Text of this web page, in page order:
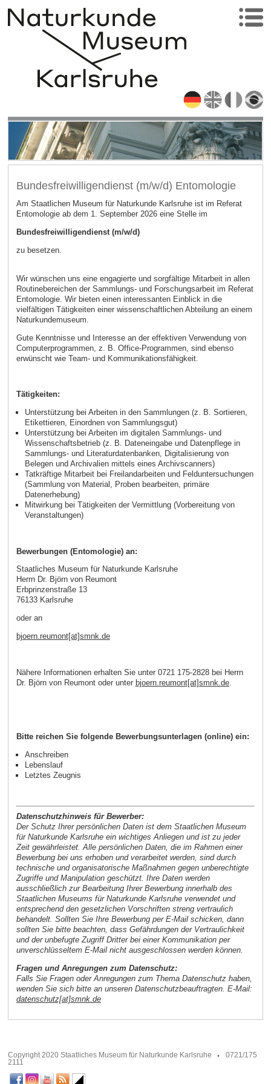
Bundesfreiwilligendienst (m/w/d) Entomologie
Am Staatlichen Museum für Naturkunde Karlsruhe ist im Referat
Entomologie ab dem 1. September 2026 eine Stelle im
Bundesfreiwilligendienst (m/w/d)
zu besetzen.
Wir wünschen uns eine engagierte und sorgfältige Mitarbeit in allen
Routinebereichen der Sammlungs- und Forschungsarbeit im Referat
Entomologie. Wir bieten einen interessanten Einblick in die
vielfältigen Tätigkeiten einer wissenschaftlichen Abteilung an einem
Naturkundemuseum.
Gute Kenntnisse und Interesse an der effektiven Verwendung von
Computerprogrammen, z. B. Office-Programmen, sind ebenso
erwünscht wie Team- und Kommunikationsfähigkeit.
Tätigkeiten:
Unterstützung bei Arbeiten in den Sammlungen (z. B. Sortieren,
Etikettieren, Einordnen von Sammlungsgut)
Unterstützung bei Arbeiten im digitalen Sammlungs- und
Wissenschaftsbetrieb (z. B. Dateneingabe und Datenpflege in
Sammlungs- und Literaturdatenbanken, Digitalisierung von
Belegen und Archivalien mittels eines Archivscanners)
Tatkräftige Mitarbeit bei Freilandarbeiten und Felduntersuchungen
(Sammlung von Material, Proben bearbeiten, primäre
Datenerhebung)
Mitwirkung bei Tätigkeiten der Vermittlung (Vorbereitung von
Veranstaltungen)
Bewerbungen (Entomologie) an:
Staatliches Museum für Naturkunde Karlsruhe
Herrn Dr. Björn von Reumont
Erbprinzenstraße 13
76133 Karlsruhe
oder an
bjoern.reumont[at]smnk.de
Nähere Informationen erhalten Sie unter 0721 175-2828 bei Herrn
Dr. Björn von Reumont oder unter bjoern.reumont[at]smnk.de.
Bitte reichen Sie folgende Bewerbungsunterlagen (online) ein:
Anschreiben
Lebenslauf
Letztes Zeugnis
Datenschutzhinweis für Bewerber:
Der Schutz Ihrer persönlichen Daten ist dem Staatlichen Museum
für Naturkunde Karlsruhe ein wichtiges Anliegen und ist zu jeder
Zeit gewährleistet. Alle persönlichen Daten, die im Rahmen einer
Bewerbung bei uns erhoben und verarbeitet werden, sind durch
technische und organisatorische Maßnahmen gegen unberechtigte
Zugriffe und Manipulation geschützt. Ihre Daten werden
ausschließlich zur Bearbeitung Ihrer Bewerbung innerhalb des
Staatlichen Museums für Naturkunde Karlsruhe verwendet und
entsprechend den gesetzlichen Vorschriften streng vertraulich
behandelt. Sollten Sie Ihre Bewerbung per E-Mail schicken, dann
sollten Sie bitte beachten, dass Gefährdungen der Vertraulichkeit
und der unbefugte Zugriff Dritter bei einer Kommunikation per
unverschlüsseltem E-Mail nicht ausgeschlossen werden können.
Fragen und Anregungen zum Datenschutz:
Falls Sie Fragen oder Anregungen zum Thema Datenschutz haben,
wenden Sie sich bitte an unseren Datenschutzbeauftragten. E-Mail:
datenschutz[at]smnk.de
Copyright 2020 Staatliches Museum für Naturkunde Karlsruhe
0721/175
2111